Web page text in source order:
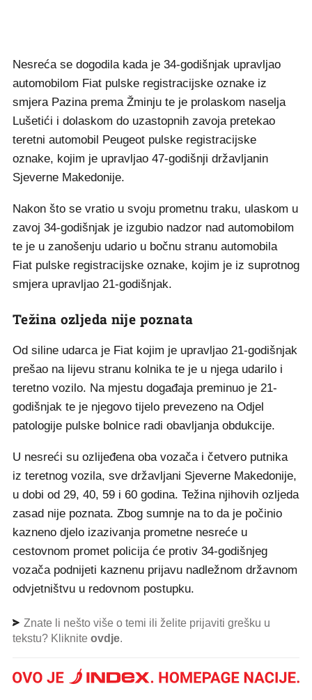
Nesreća se dogodila kada je 34-godišnjak upravljao
automobilom Fiat pulske registracijske oznake iz
smjera Pazina prema Žminju te je prolaskom naselja
Lušetići i dolaskom do uzastopnih zavoja pretekao
teretni automobil Peugeot pulske registracijske
oznake, kojim je upravljao 47-godišnji državljanin
Sjeverne Makedonije.
Nakon što se vratio u svoju prometnu traku, ulaskom u
zavoj 34-godišnjak je izgubio nadzor nad automobilom
te je u zanošenju udario u bočnu stranu automobila
Fiat pulske registracijske oznake, kojim je iz suprotnog
smjera upravljao 21-godišnjak.
Težina ozljeda nije poznata
Od siline udarca je Fiat kojim je upravljao 21-godišnjak
prešao na lijevu stranu kolnika te je u njega udarilo i
teretno vozilo. Na mjestu događaja preminuo je 21-
godišnjak te je njegovo tijelo prevezeno na Odjel
patologije pulske bolnice radi obavljanja obdukcije.
U nesreći su ozlijeđena oba vozača i četvero putnika
iz teretnog vozila, sve državljani Sjeverne Makedonije,
u dobi od 29, 40, 59 i 60 godina. Težina njihovih ozljeda
zasad nije poznata. Zbog sumnje na to da je počinio
kazneno djelo izazivanja prometne nesreće u
cestovnom promet policija će protiv 34-godišnjeg
vozača podnijeti kaznenu prijavu nadležnom državnom
odvjetništvu u redovnom postupku.
Znate li nešto više o temi ili želite prijaviti grešku u
tekstu? Kliknite ovdje.